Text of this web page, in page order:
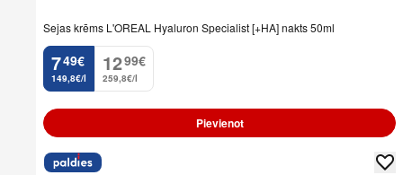
Sejas krēms L'OREAL Hyaluron Specialist [+HA] nakts 50ml
7
. 49€
149,8€/l
12
. 99€
259,8€/l
Pievienot